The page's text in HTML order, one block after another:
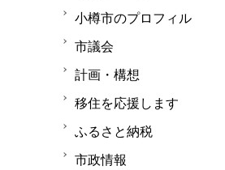
小樽市のプロフィル
市議会
計画・構想
移住を応援します
ふるさと納税
市政情報